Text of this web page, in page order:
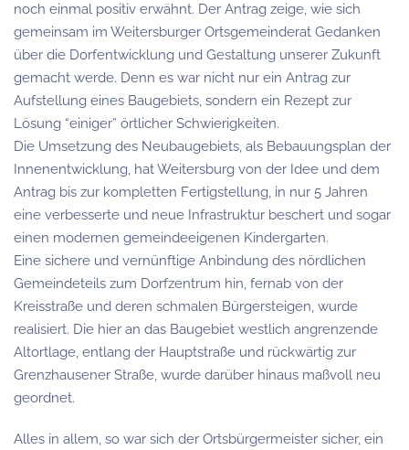
noch einmal positiv erwähnt. Der Antrag zeige, wie sich
gemeinsam im Weitersburger Ortsgemeinderat Gedanken
über die Dorfentwicklung und Gestaltung unserer Zukunft
gemacht werde. Denn es war nicht nur ein Antrag zur
Aufstellung eines Baugebiets, sondern ein Rezept zur
Lösung “einiger” örtlicher Schwierigkeiten.
Die Umsetzung des Neubaugebiets, als Bebauungsplan der
Innenentwicklung, hat Weitersburg von der Idee und dem
Antrag bis zur kompletten Fertigstellung, in nur 5 Jahren
eine verbesserte und neue Infrastruktur beschert und sogar
einen modernen gemeindeeigenen Kindergarten.
Eine sichere und vernünftige Anbindung des nördlichen
Gemeindeteils zum Dorfzentrum hin, fernab von der
Kreisstraße und deren schmalen Bürgersteigen, wurde
realisiert. Die hier an das Baugebiet westlich angrenzende
Altortlage, entlang der Hauptstraße und rückwärtig zur
Grenzhausener Straße, wurde darüber hinaus maßvoll neu
geordnet.
Alles in allem, so war sich der Ortsbürgermeister sicher, ein